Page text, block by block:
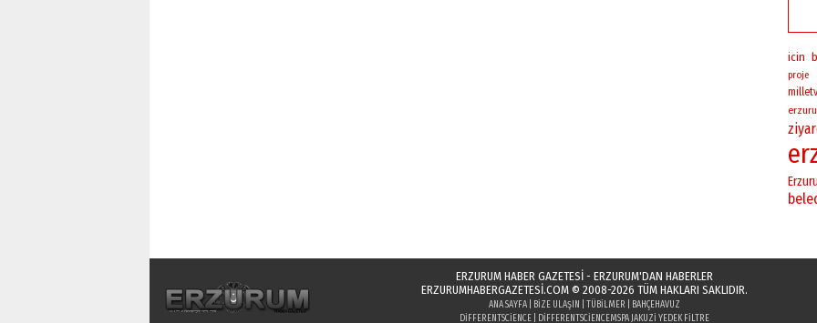
icin
proje
ERZURUM HABER GAZETESİ - ERZURUM'DAN HABERLER
ERZURUMHABERGAZETESI.COM© 2008-2026 TÜM HAKLARI SAKLIDIR.
ANA SAYFA| BIZE ULAŞIN TÜBILMER
BAHÇEHAVUZ
DIFFERENTSCIENCE| DIFFERENTSCIENCEMSPA JAKUZI YEDEK FILTRE